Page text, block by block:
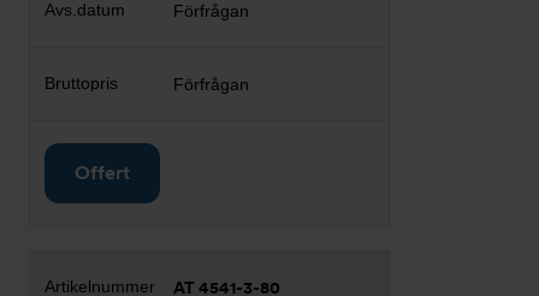
Förfrågan
Förfrågan
Offert
AT 4541-3-80